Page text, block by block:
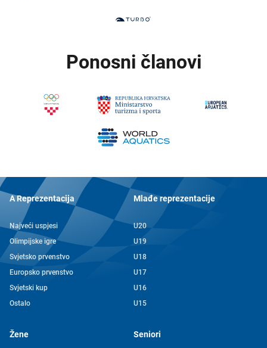
Ponosni članovi
A Reprezentacija
Najveći uspjesi
Olimpijske igre
Svjetsko prvenstvo
Europsko prvenstvo
Svjetski kup
Ostalo
Mlađe reprezentacije
U20
U19
U18
U17
U16
U15
Žene Seniori